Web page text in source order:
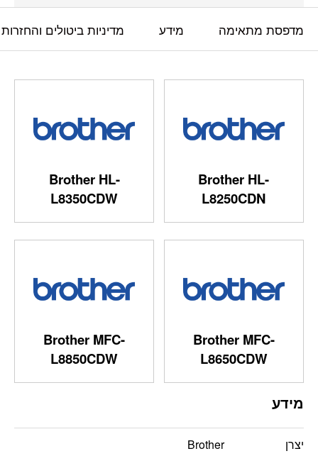
מדפסת מתאימה מידע מדיניות ביטולים והחזרות
Brother HL-
L8250CDN
Brother HL-
L8350CDW
Brother MFC-
L8650CDW
Brother MFC-
L8850CDW
מידע
יצרן Brother